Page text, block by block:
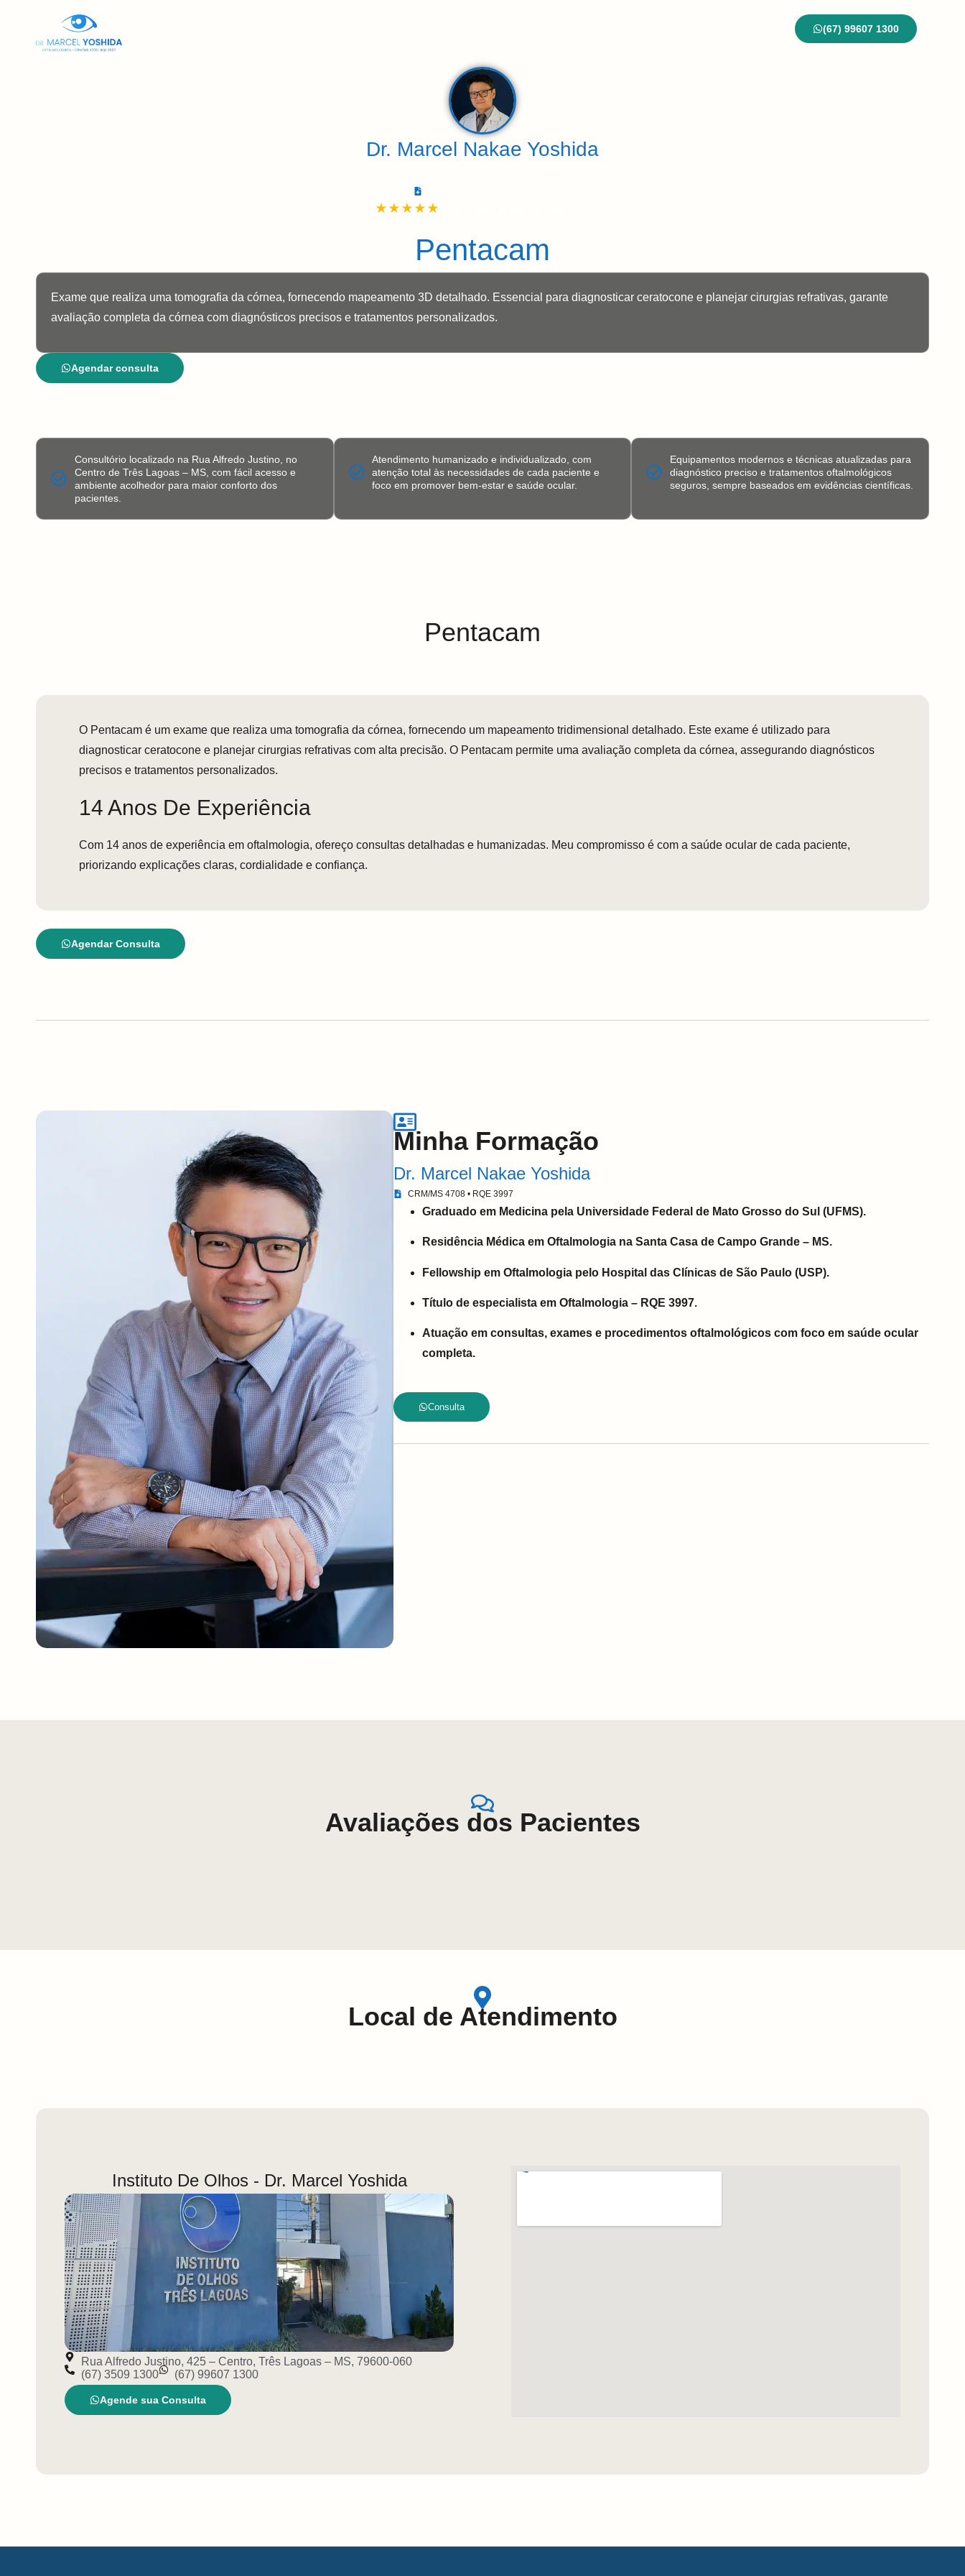
(67) 99607 1300
Dr. Marcel Nakae Yoshida
Pentacam
Exame que realiza uma tomografia da córnea, fornecendo mapeamento 3D detalhado. Essencial para diagnosticar ceratocone e planejar cirurgias refrativas, garante
avaliação completa da córnea com diagnósticos precisos e tratamentos personalizados.
Agendar consulta
Consultório localizado na Rua Alfredo Justino, no
Centro de Três Lagoas – MS, com fácil acesso e
ambiente acolhedor para maior conforto dos
pacientes.
Atendimento humanizado e individualizado, com
atenção total às necessidades de cada paciente e
foco em promover bem-estar e saúde ocular.
Equipamentos modernos e técnicas atualizadas para
diagnóstico preciso e tratamentos oftalmológicos
seguros, sempre baseados em evidências científicas.
Pentacam
O Pentacam é um exame que realiza uma tomografia da córnea, fornecendo um mapeamento tridimensional detalhado. Este exame é utilizado para
diagnosticar ceratocone e planejar cirurgias refrativas com alta precisão. O Pentacam permite uma avaliação completa da córnea, assegurando diagnósticos
precisos e tratamentos personalizados.
14 Anos De Experiência
Com 14 anos de experiência em oftalmologia, ofereço consultas detalhadas e humanizadas. Meu compromisso é com a saúde ocular de cada paciente,
priorizando explicações claras, cordialidade e confiança.
Agendar Consulta
Minha Formação
Dr. Marcel Nakae Yoshida
CRM/MS 4708 • RQE 3997
Graduado em Medicina pela Universidade Federal de Mato Grosso do Sul (UFMS).
Residência Médica em Oftalmologia na Santa Casa de Campo Grande – MS.
Fellowship em Oftalmologia pelo Hospital das Clínicas de São Paulo (USP).
Título de especialista em Oftalmologia – RQE 3997.
Atuação em consultas, exames e procedimentos oftalmológicos com foco em saúde ocular
completa.
Consulta
Avaliações dos Pacientes
Local de Atendimento
Instituto De Olhos - Dr. Marcel Yoshida
Rua Alfredo Justino, 425 – Centro, Três Lagoas – MS, 79600-060
(67) 3509 1300
(67) 99607 1300
Agende sua Consulta